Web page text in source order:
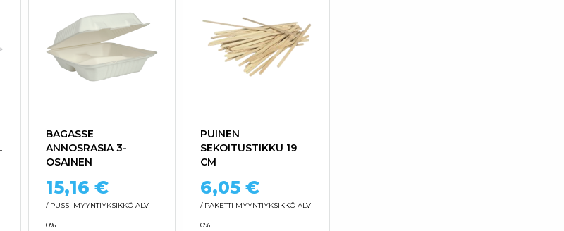
BAGASSE
ANNOSRASIA 3-
OSAINEN
15,16 €
/ PUSSI MYYNTIYKSIKKÖ ALV
0%
PUINEN
SEKOITUSTIKKU 19
CM
6,05 €
/ PAKETTI MYYNTIYKSIKKÖ ALV
0%